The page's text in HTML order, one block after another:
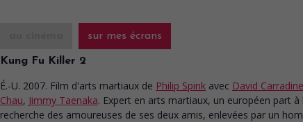
sur mes écrans
Kung Fu Killer 2
É.-U. 2007. Film d'arts martiaux de Philip Spink avec David Carradine
Chau, Jimmy Taenaka. Expert en arts martiaux, un européen part à
recherche des amoureuses de ses deux amis, enlevées par un